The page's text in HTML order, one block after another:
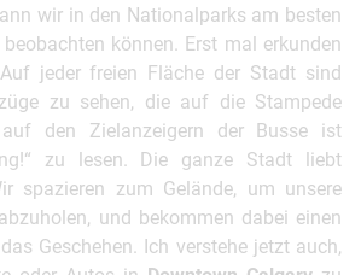
wir in den Nationalparks am besten
können. Erst mal erkunden
jeder freien Fläche der Stadt sind
zu sehen, die auf die Stampede
den Zielanzeigern der Busse ist
zu lesen. Die ganze Stadt liebt
spazieren zum Gelände, um unsere
und bekommen dabei einen
Geschehen. Ich verstehe jetzt auch,